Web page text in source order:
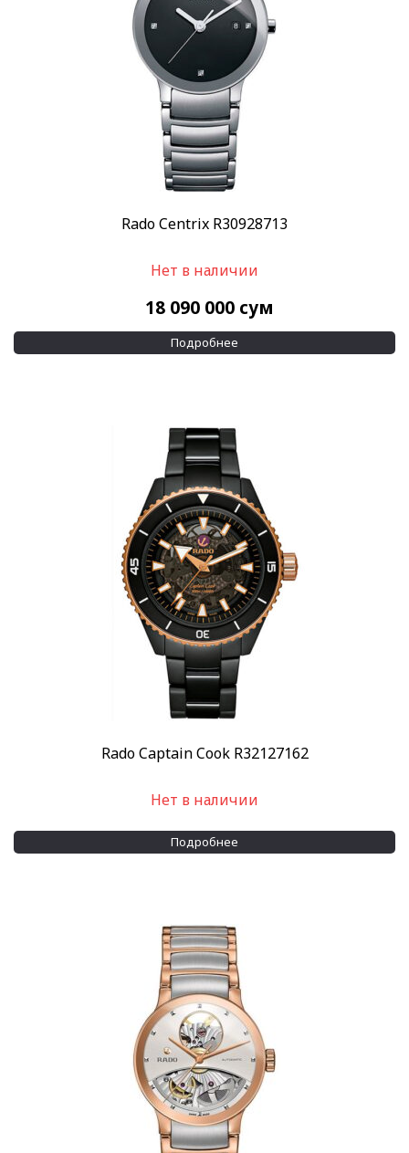
Rado Centrix R30928713
Нет в наличии
18 090 000 сум
Подробнее
Rado Captain Cook R32127162
Нет в наличии
Подробнее